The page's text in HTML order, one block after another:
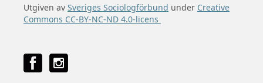
Utgiven av Sveriges Sociologförbund under Creative
Commons CC-BY-NC-ND 4.0-licens